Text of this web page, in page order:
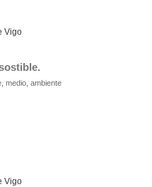
Vigo
medio, ambiente
Vigo